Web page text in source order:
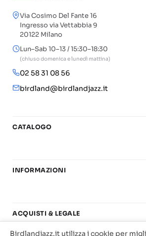
Via Cosimo Del Fante 16
Ingresso via Vettabbia 9
20122 Milano
Lun–Sab 10–13 / 15:30–18:30
(chiuso domenica e lunedì mattina)
02 58 31 08 56
birdland@birdlandjazz.it
CATALOGO
Chitarra
Basi play-along
INFORMAZIONI
Carta del Docente
Contatti
ACQUISTI & LEGALE
Birdlandjazz.it utilizza i cookie per